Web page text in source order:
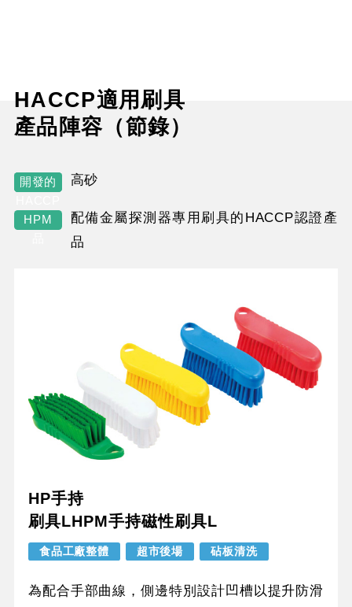
HACCP適用刷具
產品陣容（節錄）
HP 高砂
開發的
對應商
配備
HPM
金屬探測器專用刷具的HACCP認證產
品
HP手持
刷具LHPM手持磁性刷具L
食品工廠整體 超市後場 砧板清洗
為配合手部曲線，側邊特別設計凹槽以提升防滑